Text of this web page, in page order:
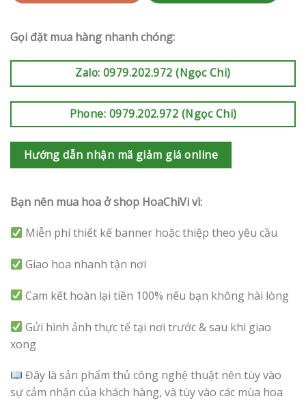
Gọi đặt mua hàng nhanh chóng:
Zalo: 0979.202.972 (Ngọc Chi)
Phone: 0979.202.972 (Ngọc Chi)
Hướng dẫn nhận mã giảm giá online
Bạn nên mua hoa ở shop HoaChiVi vì:
Miễn phí thiết kế banner hoặc thiệp theo yêu cầu
Giao hoa nhanh tận nơi
Cam kết hoàn lại tiền 100% nếu bạn không hài lòng
Gửi hình ảnh thực tế tại nơi trước & sau khi giao
xong
Đây là sản phẩm thủ công nghệ thuật nên tùy vào
sự cảm nhận của khách hàng, và tùy vào các mùa hoa